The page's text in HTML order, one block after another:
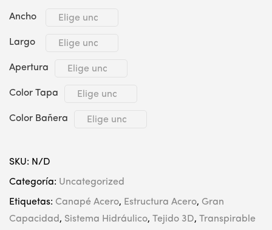
Ancho
Largo
Apertura
Color Tapa
Color Bañera
SKU: N/D
Categoría: Uncategorized
Etiquetas: Canapé Acero, Estructura Acero, Gran
Capacidad, Sistema Hidráulico, Tejido 3D, Transpirable